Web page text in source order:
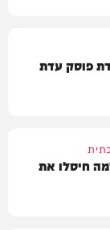
פוסק עדת
חיסלו את